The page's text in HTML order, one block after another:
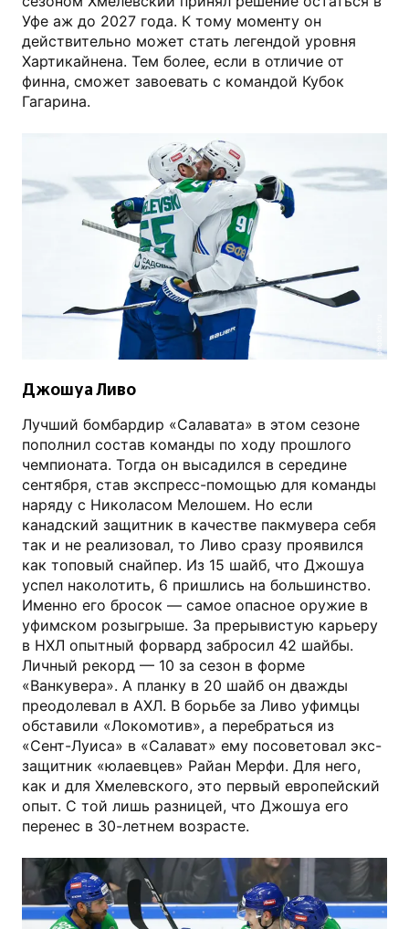
Уфе аж до 2027 года. К тому моменту он
действительно может стать легендой уровня
Хартикайнена. Тем более, если в отличие от
финна, сможет завоевать с командой Кубок
Гагарина.
Джошуа Ливо
Лучший бомбардир «Салавата» в этом сезоне
пополнил состав команды по ходу прошлого
чемпионата. Тогда он высадился в середине
сентября, став экспресс-помощью для команды
наряду с Николасом Мелошем. Но если
канадский защитник в качестве пакмувера себя
так и не реализовал, то Ливо сразу проявился
как топовый снайпер. Из 15 шайб, что Джошуа
успел наколотить, 6 пришлись на большинство.
Именно его бросок — самое опасное оружие в
уфимском розыгрыше. За прерывистую карьеру
в НХЛ опытный форвард забросил 42 шайбы.
Личный рекорд — 10 за сезон в форме
«Ванкувера». А планку в 20 шайб он дважды
преодолевал в АХЛ. В борьбе за Ливо уфимцы
обставили «Локомотив», а перебраться из
«Сент-Луиса» в «Салават» ему посоветовал экс-
защитник «юлаевцев» Райан Мерфи. Для него,
как и для Хмелевского, это первый европейский
опыт. С той лишь разницей, что Джошуа его
перенес в 30-летнем возрасте.